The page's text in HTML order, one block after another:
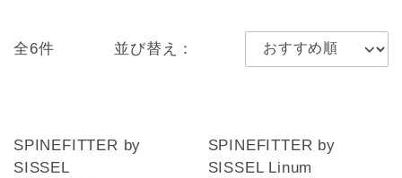
全6件 並び替え：
SPINEFITTER by
SISSEL
SPINEFITTER by
SISSEL Linum